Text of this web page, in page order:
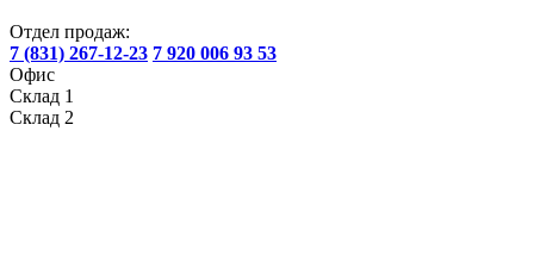
Отдел продаж:
7 (831) 267-12-23 7 920 006 93 53
Офис
Склад 1
Склад 2